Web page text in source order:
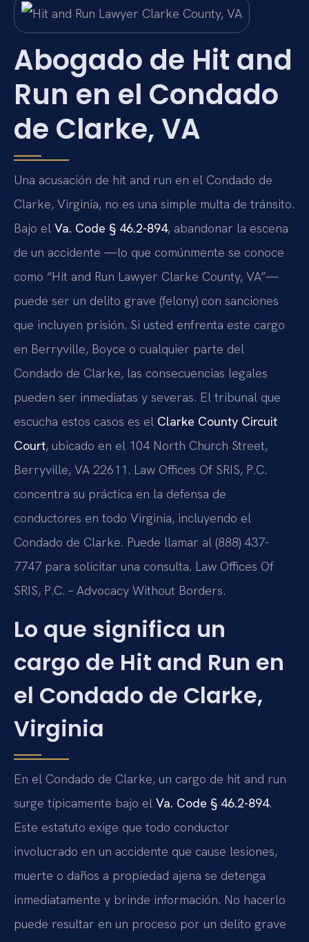
Abogado de Hit and
Run en el Condado
de Clarke, VA
Una acusación de hit and run en el Condado de
Clarke, Virginia, no es una simple multa de tránsito.
Bajo el Va. Code § 46.2-894, abandonar la escena
de un accidente —lo que comúnmente se conoce
como “Hit and Run Lawyer Clarke County, VA”—
puede ser un delito grave (felony) con sanciones
que incluyen prisión. Si usted enfrenta este cargo
en Berryville, Boyce o cualquier parte del
Condado de Clarke, las consecuencias legales
pueden ser inmediatas y severas. El tribunal que
escucha estos casos es el Clarke County Circuit
Court, ubicado en el 104 North Church Street,
Berryville, VA 22611. Law Offices Of SRIS, P.C.
concentra su práctica en la defensa de
conductores en todo Virginia, incluyendo el
Condado de Clarke. Puede llamar al (888) 437-
7747 para solicitar una consulta. Law Offices Of
SRIS, P.C. – Advocacy Without Borders.
Lo que significa un
cargo de Hit and Run en
el Condado de Clarke,
Virginia
En el Condado de Clarke, un cargo de hit and run
surge típicamente bajo el Va. Code § 46.2-894.
Este estatuto exige que todo conductor
involucrado en un accidente que cause lesiones,
muerte o daños a propiedad ajena se detenga
inmediatamente y brinde información. No hacerlo
puede resultar en un proceso por un delito grave